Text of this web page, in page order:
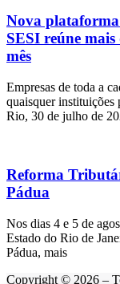
Nova
SESI reúne
mês
Empresas de toda a
quaisquer instituições
Rio, 30 de julho de
Reforma
Pádua
Nos dias 4 e 5 de
Estado do Rio de
Pádua, mais
Copyright © 2026 –